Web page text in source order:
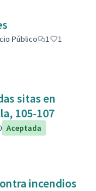
Público 1
1
105-107
Aceptada
incendios